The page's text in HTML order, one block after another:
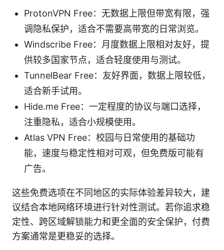
ProtonVPN Free：无数据上限但带宽有限，强
调隐私保护，适合不需要高带宽的日常浏览。
Windscribe Free：月度数据上限相对友好，提
供较多国家节点，适合轻度使用与测试。
TunnelBear Free：友好界面，数据上限较低，
适合新手试用。
Hide.me Free：一定程度的协议与端口选择，
注重隐私，适合小规模使用。
Atlas VPN Free：校园与日常使用的基础功
能，速度与稳定性相对可观，但免费版可能有
广告。
这些免费选项在不同地区的实际体验差异较大，建
议结合本地网络环境进行针对性测试。若你追求稳
定性、跨区域解锁能力和更全面的安全保护，付费
方案通常是更稳妥的选择。